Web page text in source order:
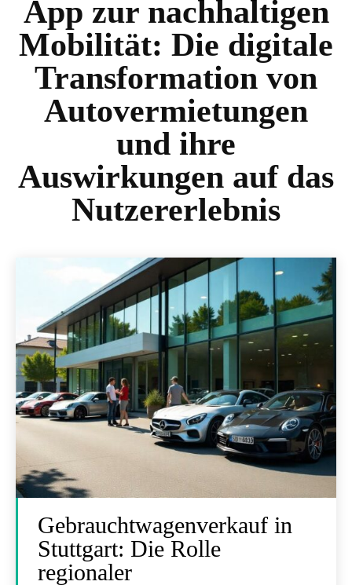
App zur nachhaltigen
Mobilität: Die digitale
Transformation von
Autovermietungen
und ihre
Auswirkungen auf das
Nutzererlebnis
Gebrauchtwagenverkauf in
Stuttgart: Die Rolle
regionaler